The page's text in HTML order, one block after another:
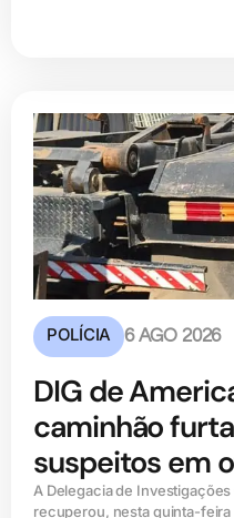
POLÍCIA 6 AGO 2026
DIG de
caminhão
suspeitos em
A Delegacia de
recuperou, nesta quinta-